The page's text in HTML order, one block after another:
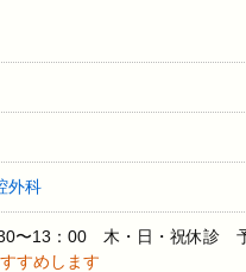
外科
〜13：00 木・日・祝休診
すめします